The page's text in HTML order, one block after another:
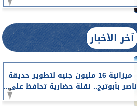
آخر الأخبار
ميزانية 16 مليون جنيه لتطوير حديقة
ناصر بأبوتيج.. نقلة حضارية تحافظ على...